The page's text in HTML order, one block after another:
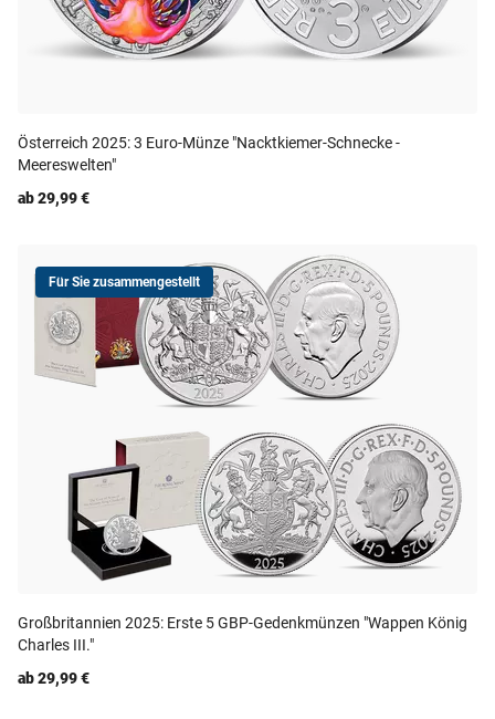
Österreich 2025: 3 Euro-Münze "Nacktkiemer-Schnecke -
Meereswelten"
ab 29,99 €
Für Sie zusammengestellt
Großbritannien 2025: Erste 5 GBP-Gedenkmünzen "Wappen König
Charles III."
ab 29,99 €